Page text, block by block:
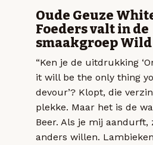
Oude Geuze
Foeders valt in de
smaakgroep
“Ken je de uitdrukking
it will be the only thing
devour’? Klopt, die
plekke. Maar het is de
Beer. Als je mij aandurft,
anders willen.